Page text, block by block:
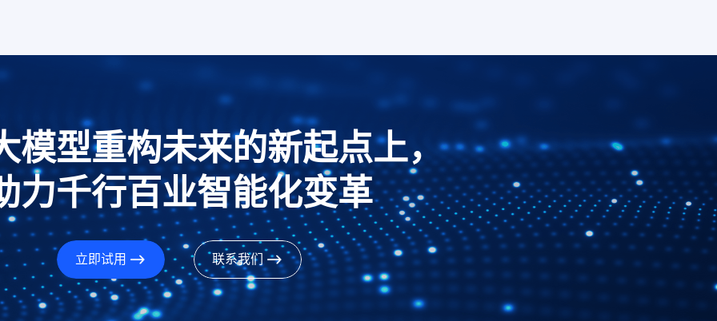
模型重构未来的新起点上，
力千行百业智能化变革
立即试用 联系我们